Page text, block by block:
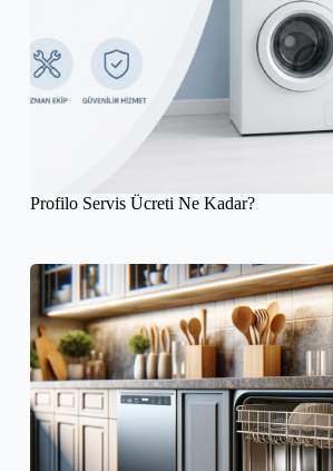
Profilo Servis Ücreti Ne Kadar?